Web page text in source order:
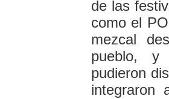
de las
como el
mezcal
pueblo, y
pudieron
integraron